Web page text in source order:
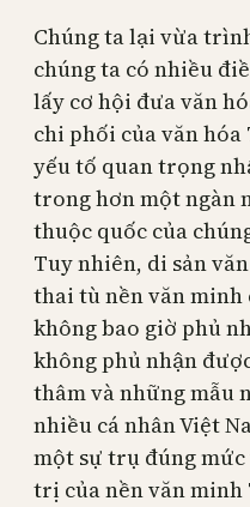
Chúng ta lại vừa
chúng ta có nhiều
lấy cơ hội đưa văn
chi phối của văn
yếu tố quan trọng
trong hơn một ngàn
thuộc quốc của
Tuy nhiên, di sản
thai tù nền văn minh
không bao giờ phủ
không phủ nhận
thâm và những mẫu
nhiều cá nhân Việt
một sự trụ đúng
trị của nền văn minh